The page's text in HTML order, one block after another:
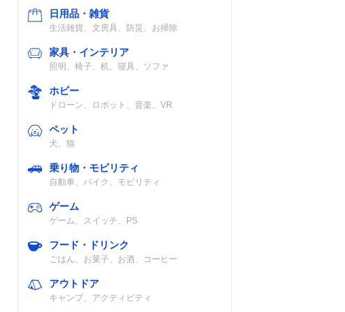
日用品・雑貨
生活雑貨、文房具、防災、お掃除
家具・インテリア
照明、椅子、机、寝具、ソファ
ホビー
ドローン、ロボット、音楽、VR
ペット
犬、猫
乗り物・モビリティ
自動車、バイク、モビリティ
ゲーム
ゲーム、スイッチ、PS
フード・ドリンク
ごはん、お菓子、お酒、コーヒー
アウトドア
キャンプ、アクティビティ